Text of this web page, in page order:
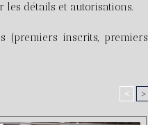
les détails et autorisations.
(premiers inscrits, premiers
< >